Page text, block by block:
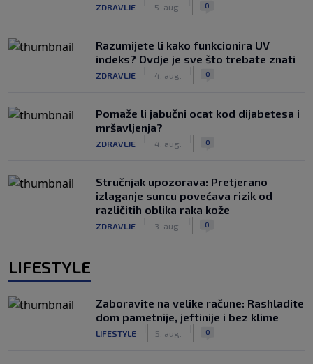
ZDRAVLJE 5. aug. 0
Razumijete li kako funkcionira UV
indeks? Ovdje je sve što trebate znati
ZDRAVLJE 4. aug. 0
Pomaže li jabučni ocat kod dijabetesa i
mršavljenja?
ZDRAVLJE 4. aug. 0
Stručnjak upozorava: Pretjerano
izlaganje suncu povećava rizik od
različitih oblika raka kože
ZDRAVLJE 3. aug. 0
LIFESTYLE
Zaboravite na velike račune: Rashladite
dom pametnije, jeftinije i bez klime
LIFESTYLE 5. aug. 0